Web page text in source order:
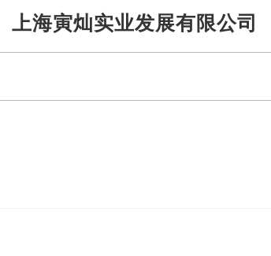
Skip
to
content
上海寅灿实业发展有限公司